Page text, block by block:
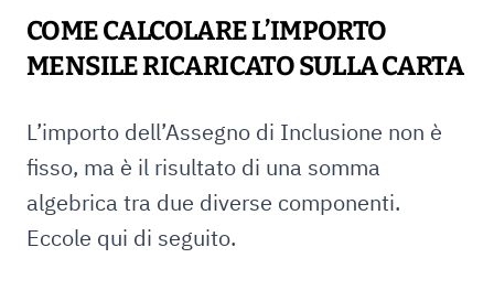
COME CALCOLARE L’IMPORTO
MENSILE RICARICATO SULLA CARTA
L’importo dell’Assegno di Inclusione non è
fisso, ma è il risultato di una somma
algebrica tra due diverse componenti.
Eccole qui di seguito.